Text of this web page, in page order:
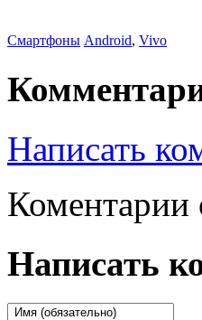
Смартфоны Android, Vivo
Написать
Коментарии
Написать